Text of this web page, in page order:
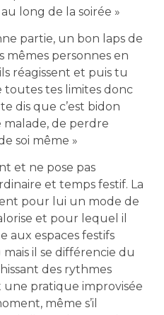
long de la soirée »
partie, un bon laps de
mêmes personnes en
réagissent et puis tu
toutes tes limites donc
dis que c’est bidon
malade, de perdre
soi même »
et ne pose pas
et temps festif. La
pour lui un mode de
et pour lequel il
aux espaces festifs
il se différencie du
des rythmes
une pratique improvisée
même s’il